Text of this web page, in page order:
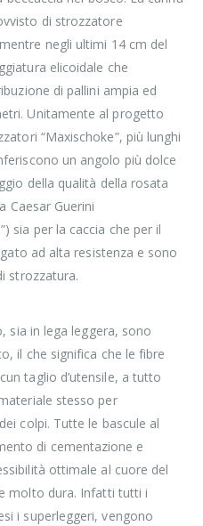
di strozzatore
negli ultimi 14 cm del
elicoidale che
di pallini ampia ed
Unitamente al progetto
“Maxischoke”, più lunghi
un angolo più dolce
della qualità della rosata
Caesar Guerini
sia per la caccia che per il
ad alta resistenza e sono
strozzatura.
sia in lega leggera, sono
il che significa che le fibre
taglio d’utensile, a tutto
stesso per
colpi. Tutte le bascule al
di cementazione e
ottimale al cuore del
molto dura. Infatti tutti i
i superleggeri, vengono